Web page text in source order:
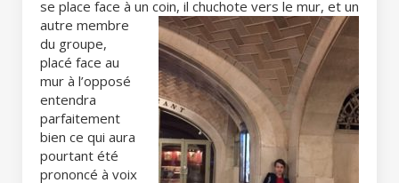
se place face à un coin, il chuchote vers le mur, et un
autre membre
du groupe,
placé face au
mur à l’opposé
entendra
parfaitement
bien ce qui aura
pourtant été
prononcé à voix